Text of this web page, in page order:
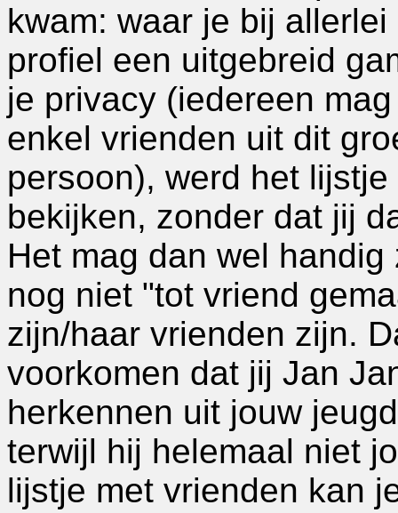
kwam: waar je bij
profiel een uitgebreid
je privacy (iedereen
enkel vrienden uit dit
persoon), werd het
bekijken, zonder dat jij
Het mag dan wel
nog niet "tot vriend
zijn/haar vrienden zijn.
voorkomen dat jij Jan
herkennen uit jouw
terwijl hij helemaal niet
lijstje met vrienden kan